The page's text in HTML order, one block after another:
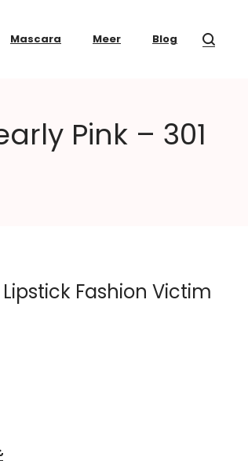
Mascara Meer Blog
Pink – 301
Fashion Victim